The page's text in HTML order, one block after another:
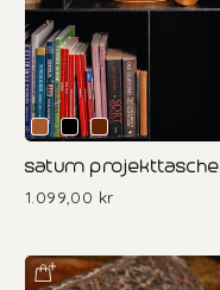
saturn projekttasche
1.099,00 kr